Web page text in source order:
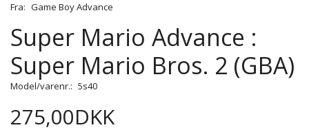
Fra: Game Boy Advance
Super Mario Advance :
Super Mario Bros. 2 (GBA)
Model/varenr.: 5s40
275,00DKK